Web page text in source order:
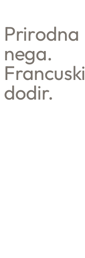
Prirodna
nega.
Francuski
dodir.